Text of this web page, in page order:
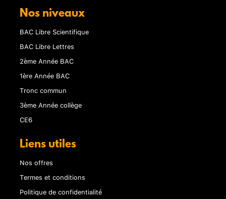
Nos niveaux
BAC Libre Scientifique
BAC Libre Lettres
2ème Année BAC
1ère Année BAC
Tronc commun
3ème Année collège
CE6
Liens utiles
Nos offres
Termes et conditions
Politique de confidentialité